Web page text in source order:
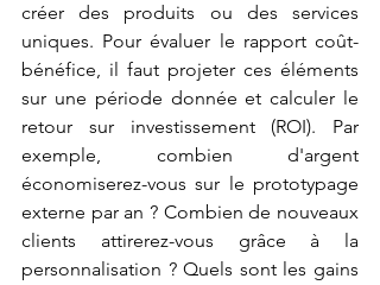
créer des produits ou des services
uniques. Pour évaluer le rapport coût-
bénéfice, il faut projeter ces éléments
sur une période donnée et calculer le
retour sur investissement (ROI). Par
exemple, combien d'argent
économiserez-vous sur le prototypage
externe par an ? Combien de nouveaux
clients attirerez-vous grâce à la
personnalisation ? Quels sont les gains